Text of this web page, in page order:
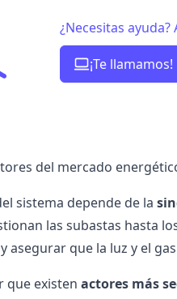
¿Necesitas
¡Te llamamos!
del mercado
sistema depende de la
las subastas hasta
asegurar que la luz y el
que existen actores más